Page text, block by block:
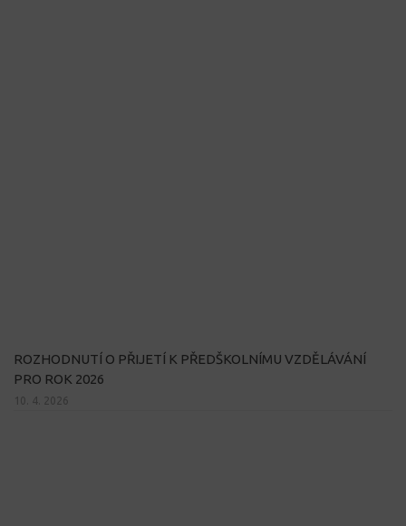
ROZHODNUTÍ O PŘIJETÍ K PŘEDŠKOLNÍMU VZDĚLÁVÁNÍ
PRO ROK 2026
10. 4. 2026